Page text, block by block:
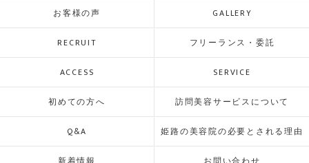
お客様の声 GALLERY
RECRUIT フリーランス・委託
ACCESS SERVICE
初めての方へ 訪問美容サービスについて
Q&A 姫路の美容院の必要とされる理由